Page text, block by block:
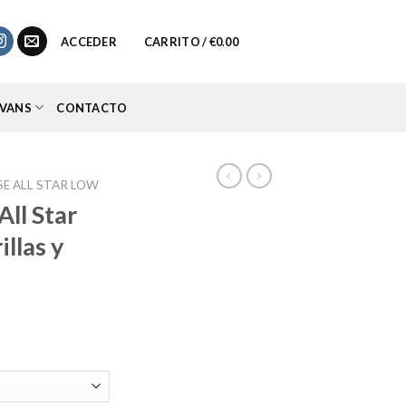
ACCEDER CARRITO /€0.00
CONTACTO
ALL STAR LOW
Star
y